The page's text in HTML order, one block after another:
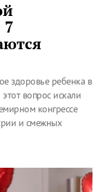
7
здоровье ребенка в
вопрос искали
конгрессе
и смежных